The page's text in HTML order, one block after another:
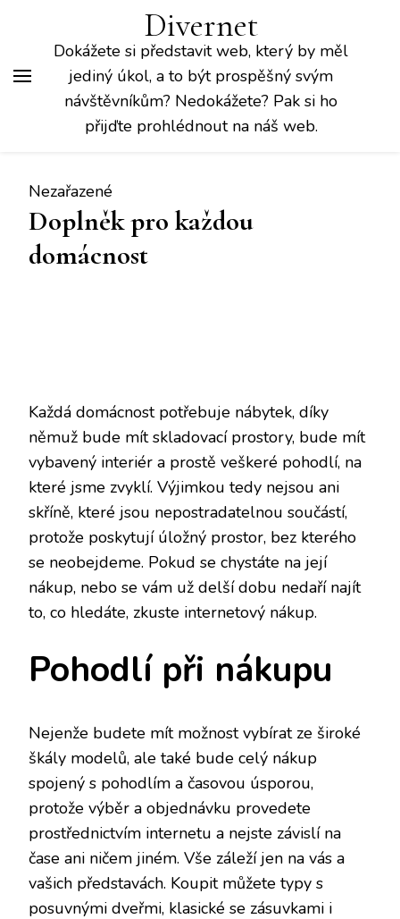
Divernet
Dokážete si představit web, který by měl
jediný úkol, a to být prospěšný svým
návštěvníkům? Nedokážete? Pak si ho
přijďte prohlédnout na náš web.
Nezařazené
Doplněk pro každou
domácnost
Každá domácnost potřebuje nábytek, díky
němuž bude mít skladovací prostory, bude mít
vybavený interiér a prostě veškeré pohodlí, na
které jsme zvyklí. Výjimkou tedy nejsou ani
skříně, které jsou nepostradatelnou součástí,
protože poskytují úložný prostor, bez kterého
se neobejdeme. Pokud se chystáte na její
nákup, nebo se vám už delší dobu nedaří najít
to, co hledáte, zkuste internetový nákup.
Pohodlí při nákupu
Nejenže budete mít možnost vybírat ze široké
škály modelů, ale také bude celý nákup
spojený s pohodlím a časovou úsporou,
protože výběr a objednávku provedete
prostřednictvím internetu a nejste závislí na
čase ani ničem jiném. Vše záleží jen na vás a
vašich představách. Koupit můžete typy s
posuvnými dveřmi, klasické se zásuvkami i